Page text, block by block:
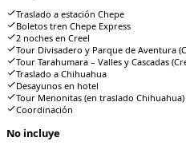
Traslado a estación Chepe
Boletos tren Chepe Express
2 noches en Creel
Tour Divisadero y Parque de Aventura
Tour Tarahumara – Valles y Cascadas
Traslado a Chihuahua
Desayunos en hotel
Tour Menonitas (en traslado Chihuahua)
Coordinación
No incluye